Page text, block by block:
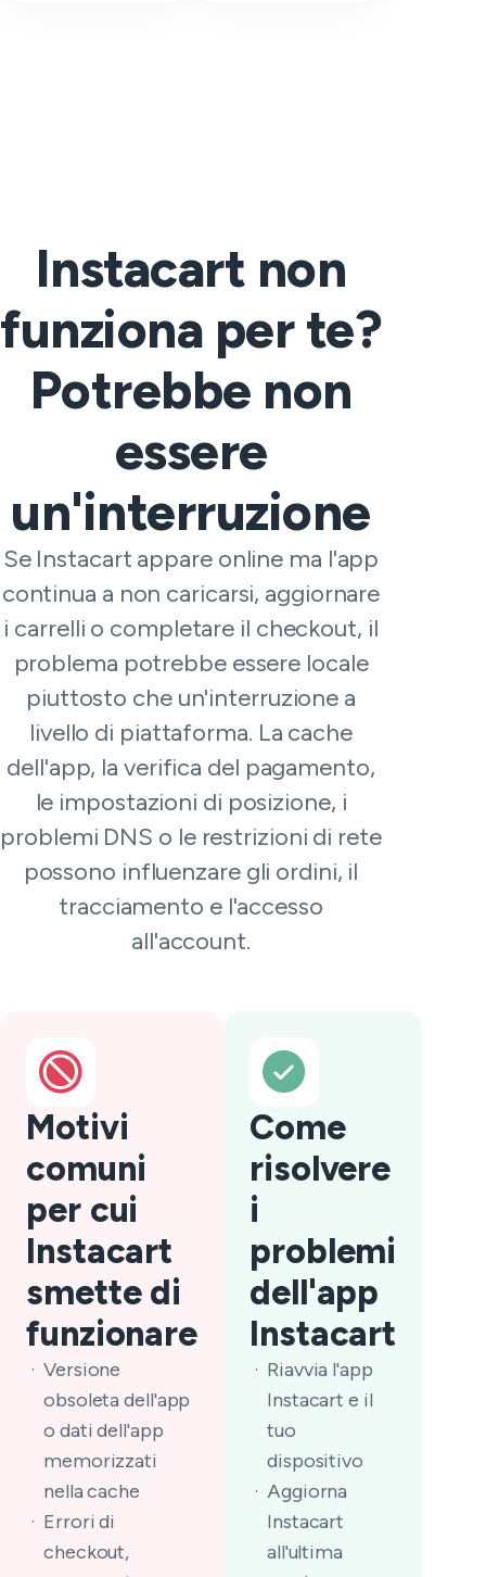
Instacart non
funziona per te?
Potrebbe non
essere
un'interruzione
Se Instacart appare online ma l'app
continua a non caricarsi, aggiornare
i carrelli o completare il checkout, il
problema potrebbe essere locale
piuttosto che un'interruzione a
livello di piattaforma. La cache
dell'app, la verifica del pagamento,
le impostazioni di posizione, i
problemi DNS o le restrizioni di rete
possono influenzare gli ordini, il
tracciamento e l'accesso
all'account.
Motivi
comuni
per cui
Instacart
smette di
funzionare
Versione
obsoleta dell'app
o dati dell'app
memorizzati
nella cache
Errori di
checkout,
Come
risolvere
i
problemi
dell'app
Instacart
Riavvia l'app
Instacart e il
tuo
dispositivo
Aggiorna
Instacart
all'ultima